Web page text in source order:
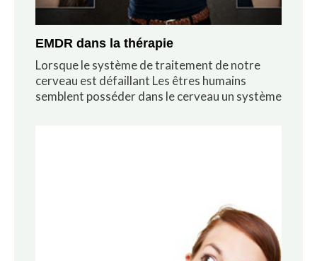
EMDR dans la thérapie
Lorsque le système de traitement de notre
cerveau est défaillant Les êtres humains
semblent posséder dans le cerveau un système